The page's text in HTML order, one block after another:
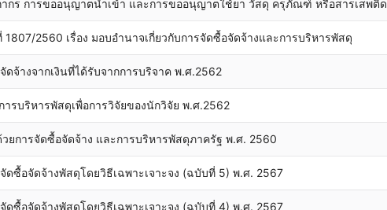
ากร การขออนุญาตนำเข้า และการขออนุญาตใช้ยา วัสดุ ครุภัณฑ์ หรือสารเสพติด
1807/2560 เรื่อง มอบอำนาจเกี่ยวกับการจัดซื้อจัดจ้างและการบริหารพัสดุ
จ้างจากเงินที่ได้รับจากการบริจาค พ.ศ.2562
ารบริหารพัสดุเพื่อการวิจัยของนักวิจัย พ.ศ.2562
วยการจัดซื้อจัดจ้าง และการบริหารพัสดุภาครัฐ พ.ศ. 2560
ดซื้อจัดจ้างพัสดุโดยวิธีเฉพาะเจาะจง (ฉบับที่ 5) พ.ศ. 2567
ดซื้อจัดจ้างพัสดุโดยวิธีเฉพาะเจาะจง (ฉบับที่ 4) พ.ศ. 2567